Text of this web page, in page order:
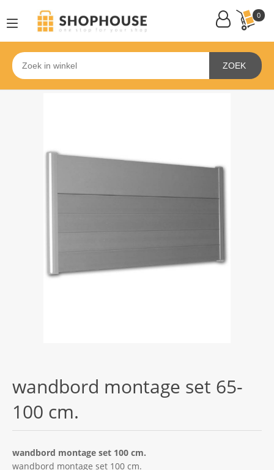
0
ZOEK
wandbord montage set 65-
100 cm.
wandbord montage set 100 cm.
wandbord montage set 100 cm.